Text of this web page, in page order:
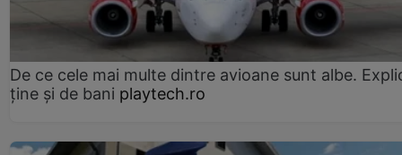
De ce cele mai multe dintre avioane sunt albe.
ține și de bani playtech.ro